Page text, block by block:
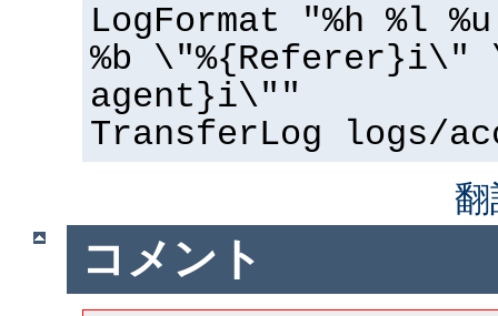
LogFormat "%h %l
%b \"%{Referer}i\"
agent}i\""
TransferLog logs/
コメント